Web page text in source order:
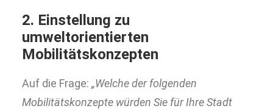
2. Einstellung zu
umweltorientierten
Mobilitätskonzepten
Auf die Frage: „Welche der folgenden
Mobilitätskonzepte würden Sie für Ihre Stadt